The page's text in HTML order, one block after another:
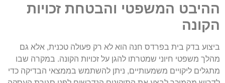
ההיבט המשפטי והבטחת זכויות
הקונה
ביצוע בדק בית בפרדס חנה הוא לא רק פעולה טכנית, אלא גם
מהלך משפטי חיוני שמטרתו להגן על זכויות הקונה. במקרה שבו
מתגלים ליקויים משמעותיים, ניתן להשתמש בממצאי הבדיקה כדי